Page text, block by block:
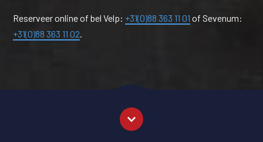
Reserveer online of bel Velp: +31(0)88 363 11 01 of Sevenum:
+31(0)88 363 11 02